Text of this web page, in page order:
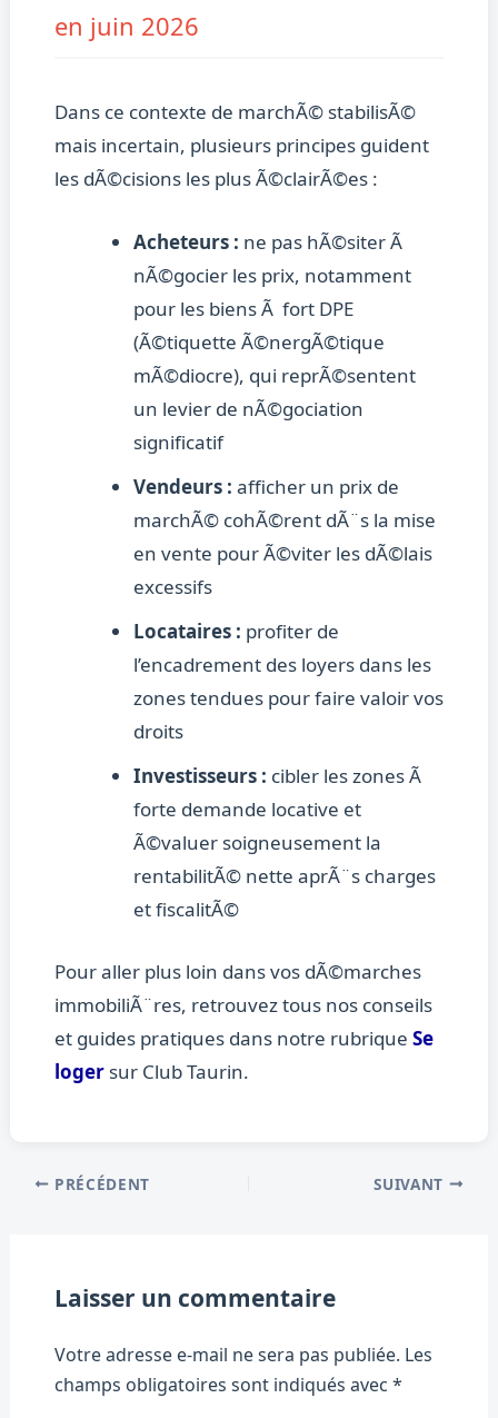
en juin 2026
Dans ce contexte de marchÃ© stabilisÃ©
mais incertain, plusieurs principes guident
les dÃ©cisions les plus Ã©clairÃ©es :
Acheteurs : ne pas hÃ©siter Ã
nÃ©gocier les prix, notamment
pour les biens Ã fort DPE
(Ã©tiquette Ã©nergÃ©tique
mÃ©diocre), qui reprÃ©sentent
un levier de nÃ©gociation
significatif
Vendeurs : afficher un prix de
marchÃ© cohÃ©rent dÃ¨s la mise
en vente pour Ã©viter les dÃ©lais
excessifs
Locataires : profiter de
l’encadrement des loyers dans les
zones tendues pour faire valoir vos
droits
Investisseurs : cibler les zones Ã
forte demande locative et
Ã©valuer soigneusement la
rentabilitÃ© nette aprÃ¨s charges
et fiscalitÃ©
Pour aller plus loin dans vos dÃ©marches
immobiliÃ¨res, retrouvez tous nos conseils
et guides pratiques dans notre rubrique Se
logersur Club Taurin.
PRÉCÉDENT SUIVANT
Laisser un commentaire
Votre adresse e-mail ne sera pas publiée. Les
champs obligatoires sont indiqués avec *